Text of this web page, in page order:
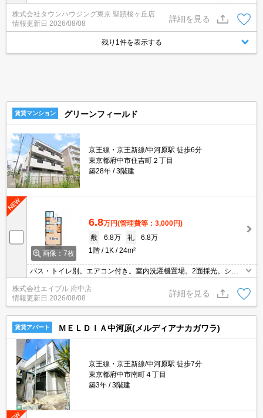
地域密着タウンハウジングまで～
株式会社タウンハウジング東京 聖蹟桜ヶ丘店
情報更新日 2026/08/08
詳細を見る
残り1件を表示する
賃貸マンション グリーンフィールド
京王線・京王新線/中河原駅 徒歩6分
東京都府中市住吉町２丁目
築28年
3階建
画像：7枚
6.8万円(管理費等：3,000円)
敷
6.8万 礼
6.8万
1階
1K 24m²
バス・トイレ別。エアコン付き。室内洗濯機置場。2面採光。シス
テムキッチン。保証会社加入要(初回、月額総支払額の50%)。クロ
ーゼット付。シューズボックス付き。2口ガスコンロ使用可。エア
コン洗浄代実費。
株式会社エイブル 府中店
情報更新日 2026/08/08
詳細を見る
賃貸アパート ＭＥＬＤＩＡ中河原(メルディアナカガワラ)
京王線・京王新線/中河原駅 徒歩7分
東京都府中市南町４丁目
築3年
3階建